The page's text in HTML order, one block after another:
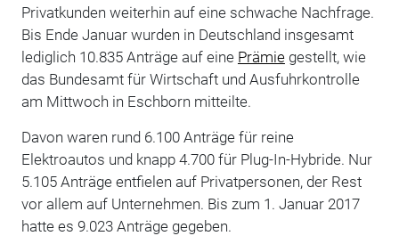
Privatkunden weiterhin auf eine schwache Nachfrage.
Bis Ende Januar wurden in Deutschland insgesamt
lediglich 10.835 Anträge auf eine Prämiegestellt, wie
das Bundesamt für Wirtschaft und Ausfuhrkontrolle
am Mittwoch in Eschborn mitteilte.
Davon waren rund 6.100 Anträge für reine
Elektroautos und knapp 4.700 für Plug-In-Hybride. Nur
5.105 Anträge entfielen auf Privatpersonen, der Rest
vor allem auf Unternehmen. Bis zum 1. Januar 2017
hatte es 9.023 Anträge gegeben.